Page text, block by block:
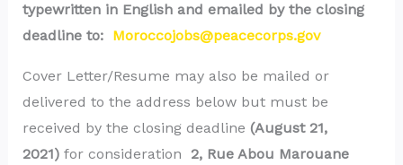
typewritten in English and emailed by the closing
deadline to: Moroccojobs@peacecorps.gov
Cover Letter/Resume may also be mailed or
delivered to the address below but must be
received by the closing deadline (August 21,
2021)for consideration 2, Rue Abou Marouane